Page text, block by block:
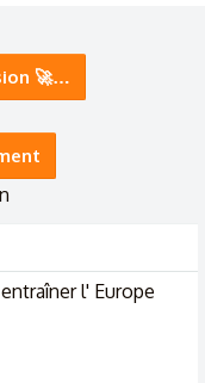
🚀…
l' Europe